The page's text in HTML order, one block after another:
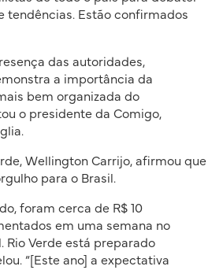
tendências. Estão confirmados
das autoridades,
a importância da
bem organizada do
o presidente da Comigo,
Wellington Carrijo, afirmou que
para o Brasil.
foram cerca de R$ 10
em uma semana no
Rio Verde está preparado
“[Este ano] a expectativa